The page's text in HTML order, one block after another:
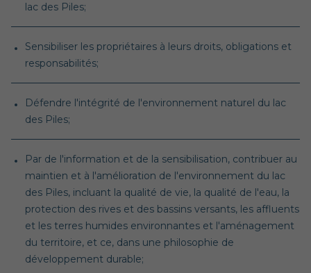
lac des Piles;
Sensibiliser les propriétaires à leurs droits, obligations et
responsabilités;
Défendre l'intégrité de l'environnement naturel du lac
des Piles;
Par de l'information et de la sensibilisation, contribuer au
maintien et à l'amélioration de l'environnement du lac
des Piles, incluant la qualité de vie, la qualité de l'eau, la
protection des rives et des bassins versants, les affluents
et les terres humides environnantes et l'aménagement
du territoire, et ce, dans une philosophie de
développement durable;